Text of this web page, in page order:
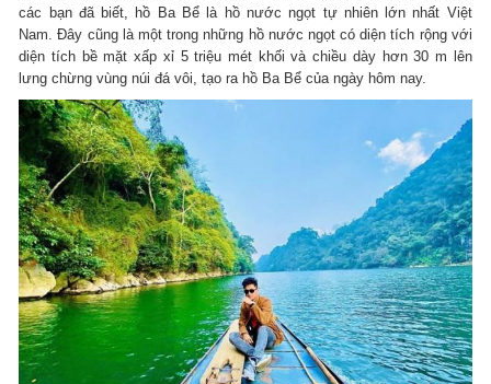
các bạn đã biết, hồ Ba Bể là hồ nước ngọt tự nhiên lớn nhất Việt
Nam. Đây cũng là một trong những hồ nước ngọt có diện tích rộng với
diện tích bề mặt xấp xỉ 5 triệu mét khối và chiều dày hơn 30 m lên
lưng chừng vùng núi đá vôi, tạo ra hồ Ba Bể của ngày hôm nay.